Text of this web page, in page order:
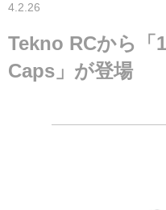
4.2.26
Tekno RCから
Caps」が登場